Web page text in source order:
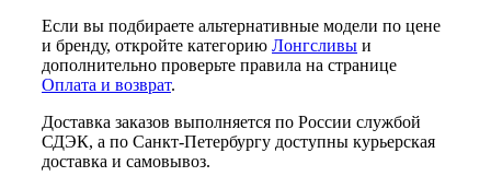
Если вы подбираете альтернативные модели по цене
и бренду, откройте категорию Лонгсливы и
дополнительно проверьте правила на странице
Оплата и возврат.
Доставка заказов выполняется по России службой
СДЭК, а по Санкт-Петербургу доступны курьерская
доставка и самовывоз.